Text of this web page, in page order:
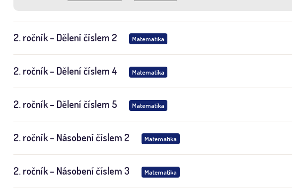
2. ročník – Dělení číslem 2 Matematika
2. ročník – Dělení číslem 4 Matematika
2. ročník – Dělení číslem 5 Matematika
2. ročník – Násobení číslem 2 Matematika
2. ročník – Násobení číslem 3 Matematika